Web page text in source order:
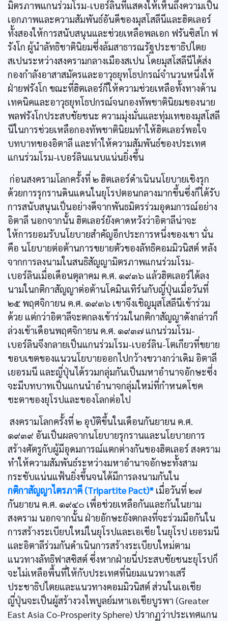
มิตรภาพแกนร่วมโรม-เบอร์ลินที่แสดงให้เห็นถึงความเป็น
เอกภาพและความสัมพันธ์อันดีของมุสโสลีนีและฮิตเลอร์
ทั้งสองให้การสนับสนุนและช่วยเหลือพลเอก ฟรันซิสโก ฟ
รังโก ผู้นำลัทธิชาตินิยมซึ่งล้มสาธารณรัฐประชาธิปไตย
สเปนระหว่างสงครามกลางเมืองสเปน โดยมุสโสลีนีได้ส่ง
กองกำลังอาสาสมัครและอาวุธยุทโธปกรณ์จำนวนหนึ่งให้
ฝ่ายฟรังโก ขณะที่ฮิตเลอร์ก็ให้ความช่วยเหลือทั้งทางด้าน
เทคนิคและอาวุธยุทโธปกรณ์จนกองทัพชาตินิยมของนาย
พลฟรังโกประสบชัยชนะ ความมุ่งมั่นและทุ่มเทของมุสโสลี
นีในการช่วยเหลือกองทัพชาตินิยมทำให้ฮิตเลอร์พอใจ
บทบาทของอิตาลี และทำให้ความสัมพันธ์ของประเทศ
แกนร่วมโรม-เบอร์ลินแนบแน่นยิ่งขึ้น
ก่อนสงครามโลกครั้งที่ ๒ ฮิตเลอร์ดำเนินนโยบายเชิงรุก
ด้วยการรุกรานดินแดนในยุโรปตอนกลางมากขึ้นซึ่งก็ได้รับ
การสนับสนุนเป็นอย่างดีจากพันธมิตรร่วมอุดมการณ์อย่าง
อิตาลี นอกจากนั้น ฮิตเลอร์ยังคาดหวังว่าอิตาลีน่าจะ
ให้การยอมรับนโยบายสำคัญอีกประการหนึ่งของเขา นั่น
คือ นโยบายต่อต้านการขยายตัวของลัทธิคอมมิวนิสต์ หลัง
จากการลงนามในสนธิสัญญามิตรภาพแกนร่วมโรม-
เบอร์ลินเมื่อเดือนตุลาคม ค.ศ. ๑๙๓๖ แล้วฮิตเลอร์ได้ลง
นามในกติกาสัญญาต่อต้านโคมินเทิร์นกับญี่ปุ่นเมื่อวันที่
๒๕ พฤศจิกายน ค.ศ. ๑๙๓๖ เขาจึงเชิญมุสโสลีนีเข้าร่วม
ด้วย แต่กว่าอิตาลีจะตกลงเข้าร่วมในกติกาสัญญาดังกล่าวก็
ล่วงเข้าเดือนพฤศจิกายน ค.ศ. ๑๙๓๗ แกนร่วมโรม-
เบอร์ลินจึงกลายเป็นแกนร่วมโรม-เบอร์ลิน-โตเกียวที่ขยาย
ขอบเขตของแนวนโยบายออกไปกว้างขวางกว่าเดิม อิตาลี
เยอรมนี และญี่ปุ่นได้รวมกลุ่มกันเป็นมหาอำนาจอักษะซึ่ง
จะมีบทบาทเป็นแกนนำอำนาจกลุ่มใหม่ที่กำหนดโชค
ชะตาของยุโรปและของโลกต่อไป
สงครามโลกครั้งที่ ๒ อุบัติขึ้นในเดือนกันยายน ค.ศ.
๑๙๓๙ อันเป็นผลจากนโยบายรุกรานและนโยบายการ
สร้างศัตรูกับผู้มีอุดมการณ์แตกต่างกันของฮิตเลอร์ สงคราม
ทำให้ความสัมพันธ์ระหว่างมหาอำนาจอักษะทั้งสาม
กระชับแน่นแฟ้นยิ่งขึ้นจนได้มีการลงนามกันใน
กติกาสัญญาไตรภาคี (Tripartite Pact)* เมื่อวันที่ ๒๗
กันยายน ค.ศ. ๑๙๔๐ เพื่อช่วยเหลือกันและกันในยาม
สงคราม นอกจากนั้น ฝ่ายอักษะยังตกลงที่จะร่วมมือกันใน
การสร้างระเบียบใหม่ในยุโรปและเอเชีย ในยุโรป เยอรมนี
และอิตาลีร่วมกันดำเนินการสร้างระเบียบใหม่ตาม
แนวทางลัทธิฟาสซิสต์ ซึ่งหากฝ่ายนี่ประสบชัยชนะยุโรปก็
จะไม่เหลือพื้นที่ให้กับประเทศที่นิยมแนวทางเสรี
ประชาธิปไตยและแนวทางคอมมิวนิสต์ ส่วนในเอเชีย
ญี่ปุ่นจะเป็นผู้สร้างวงไพบูลย์มหาเอเชียบูรพา (Greater
East Asia Co-Prosperity Sphere) ปรากฏว่าประเทศแกน